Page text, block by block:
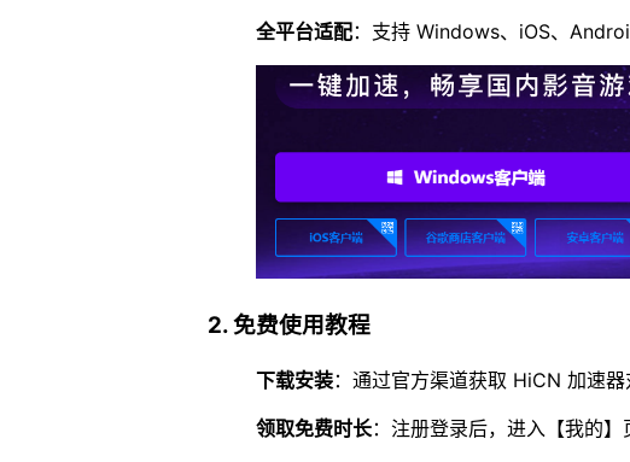
全平台适配：支持 Windows、iOS、
2. 免费使用教程
下载安装：通过官方渠道获取 HiCN 加速
领取免费时长：注册登录后，进入【我的